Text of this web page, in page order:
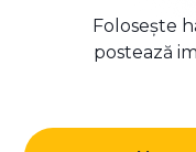
Folosește
postează